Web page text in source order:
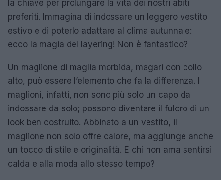
la chiave per prolungare la vita dei nostri abiti
preferiti. Immagina di indossare un leggero vestito
estivo e di poterlo adattare al clima autunnale:
ecco la magia del layering! Non è fantastico?
Un maglione di maglia morbida, magari con collo
alto, può essere l’elemento che fa la differenza. I
maglioni, infatti, non sono più solo un capo da
indossare da solo; possono diventare il fulcro di un
look ben costruito. Abbinato a un vestito, il
maglione non solo offre calore, ma aggiunge anche
un tocco di stile e originalità. E chi non ama sentirsi
calda e alla moda allo stesso tempo?